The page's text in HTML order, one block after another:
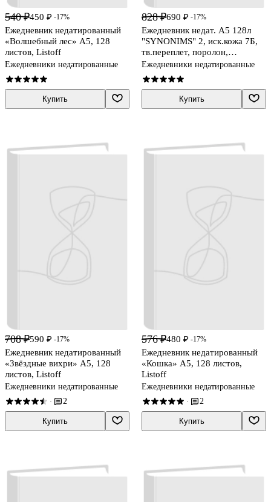
540 ₽450 ₽ -17%
Ежедневник недатированный
«Волшебный лес» А5, 128
листов, Listoff
Ежедневники недатированные
Купить
828 ₽690 ₽ -17%
Ежедневник недат. А5 128л
"SYNONIMS" 2, иск.кожа 7Б,
тв.переплет, поролон,
скругл.углы, офсет
Ежедневники недатированные
Купить
708 ₽590 ₽ -17%
Ежедневник недатированный
«Звёздные вихри» А5, 128
листов, Listoff
Ежедневники недатированные
· 2
Купить
576 ₽480 ₽ -17%
Ежедневник недатированный
«Кошка» А5, 128 листов,
Listoff
Ежедневники недатированные
· 2
Купить